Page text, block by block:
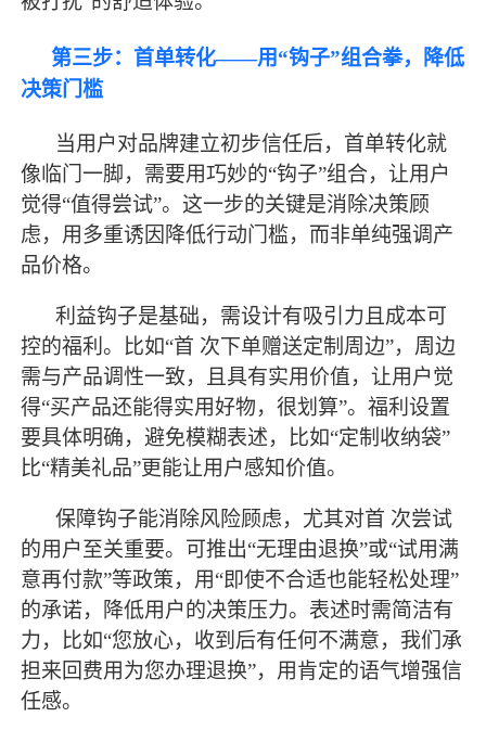
第三步：首单转化——用“钩子”组合拳，降低
决策门槛
当用户对品牌建立初步信任后，首单转化就
像临门一脚，需要用巧妙的“钩子”组合，让用户
觉得“值得尝试”。这一步的关键是消除决策顾
虑，用多重诱因降低行动门槛，而非单纯强调产
品价格。
利益钩子是基础，需设计有吸引力且成本可
控的福利。比如“首 次下单赠送定制周边”，周边
需与产品调性一致，且具有实用价值，让用户觉
得“买产品还能得实用好物，很划算”。福利设置
要具体明确，避免模糊表述，比如“定制收纳袋”
比“精美礼品”更能让用户感知价值。
保障钩子能消除风险顾虑，尤其对首 次尝试
的用户至关重要。可推出“无理由退换”或“试用满
意再付款”等政策，用“即使不合适也能轻松处理”
的承诺，降低用户的决策压力。表述时需简洁有
力，比如“您放心，收到后有任何不满意，我们承
担来回费用为您办理退换”，用肯定的语气增强信
任感。